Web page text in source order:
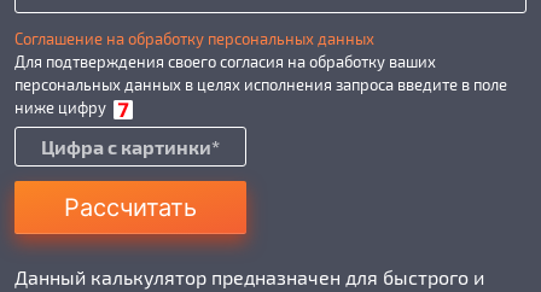
Соглашение на обработку персональных данных
Для подтверждения своего согласия на обработку ваших
персональных данных в целях исполнения запроса введите в поле
ниже цифру
Рассчитать
Данный калькулятор предназначен для быстрого и